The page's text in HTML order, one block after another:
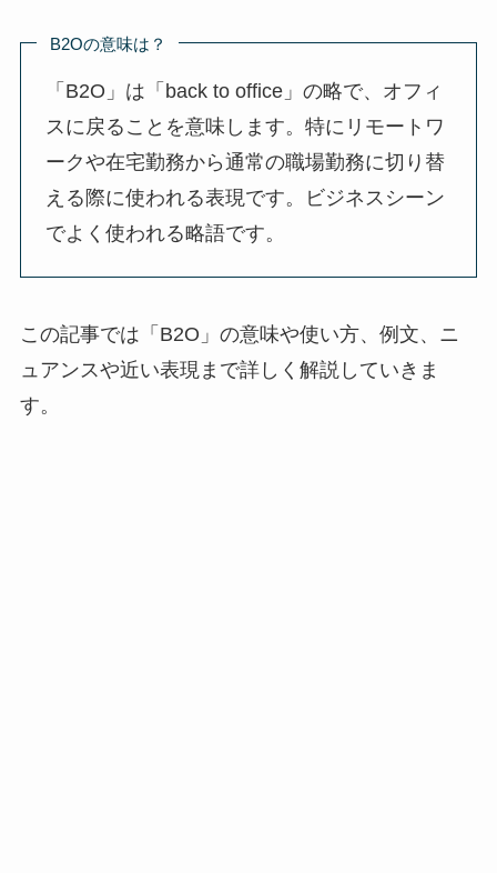
B2Oの意味は？
「B2O」は「back to office」の略で、オフィ
スに戻ることを意味します。特にリモートワ
ークや在宅勤務から通常の職場勤務に切り替
える際に使われる表現です。ビジネスシーン
でよく使われる略語です。
この記事では「B2O」の意味や使い方、例文、ニ
ュアンスや近い表現まで詳しく解説していきま
す。